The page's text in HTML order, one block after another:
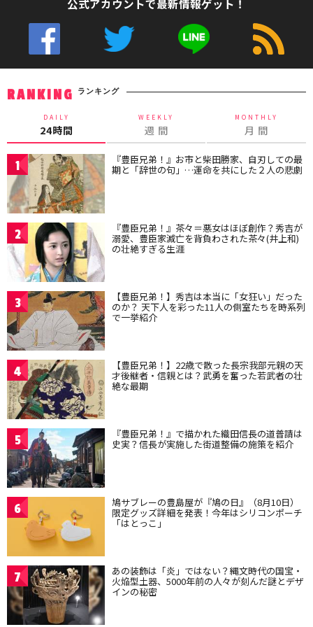
公式アカウントで最新情報ゲット！
RANKING ランキング
DAILY
24時間
WEEKLY
週 間
MONTHLY
月 間
1 『豊臣兄弟！』お市と柴田勝家、自刃しての最
期と「辞世の句」…運命を共にした２人の悲劇
2 『豊臣兄弟！』茶々＝悪女はほぼ創作？秀吉が
溺愛、豊臣家滅亡を背負わされた茶々(井上和)
の壮絶すぎる生涯
3 【豊臣兄弟！】秀吉は本当に「女狂い」だった
のか？ 天下人を彩った11人の側室たちを時系列
で一挙紹介
4 【豊臣兄弟！】22歳で散った長宗我部元親の天
才後継者・信親とは？武勇を奮った若武者の壮
絶な最期
5 『豊臣兄弟！』で描かれた織田信長の道普請は
史実？信長が実施した街道整備の施策を紹介
6 鳩サブレーの豊島屋が『鳩の日』（8月10日）
限定グッズ詳細を発表！今年はシリコンポーチ
「はとっこ」
7 あの装飾は「炎」ではない？縄文時代の国宝・
火焔型土器、5000年前の人々が刻んだ謎とデザ
インの秘密